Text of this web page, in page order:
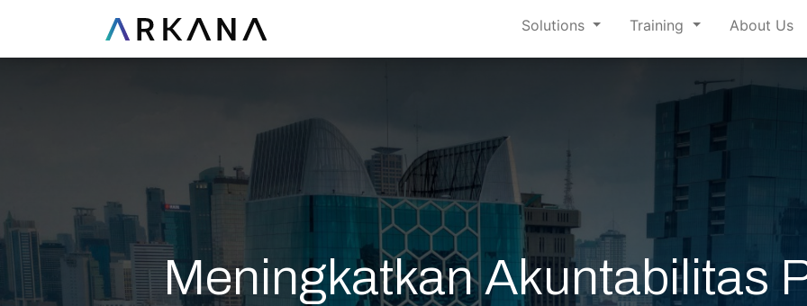
Solutions Training About Us
Meningkatkan Akuntabilitas